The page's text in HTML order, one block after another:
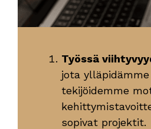
Työssä
jota
tekijöidemme
sopivat projektit.